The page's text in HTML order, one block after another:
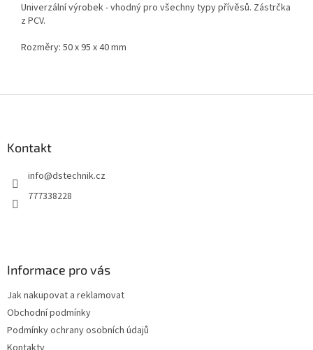
Univerzální výrobek - vhodný pro všechny typy přívěsů. Zástrčka
z PCV.
Rozměry: 50 x 95 x 40 mm
Kontakt
info@dstechnik.cz
777338228
Informace pro vás
Jak nakupovat a reklamovat
Obchodní podmínky
Podmínky ochrany osobních údajů